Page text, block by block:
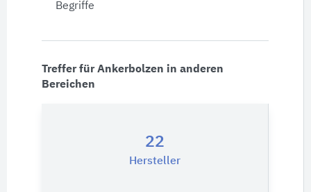
Architekturobjekte
Begriffe
Treffer für Ankerbolzen in anderen
Bereichen
22
Hersteller